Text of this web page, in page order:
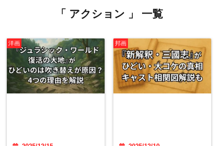
「 アクション 」 一覧
洋画 邦画